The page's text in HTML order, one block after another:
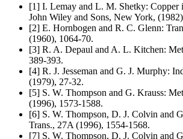
[1] I. Lemay and L. M. Shetky: Copper
John Wiley and Sons, New York,
[2] E. Hornbogen and R. C. Glenn:
(1960), 1064-70.
[3] R. A. Depaul and A. L. Kitchen:
389-393.
[4] R. J. Jesseman and G. J. Murphy:
(1979), 27-32.
[5] S. W. Thompson and G. Krauss:
(1996), 1573-1588.
[6] S. W. Thompson, D. J. Colvin and
Trans., 27A (1996), 1554-1568.
[7] S. W. Thompson, D. J. Colvin and